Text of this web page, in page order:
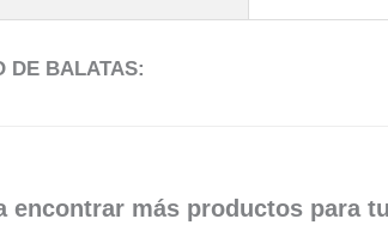
DE BALATAS:
encontrar más productos para